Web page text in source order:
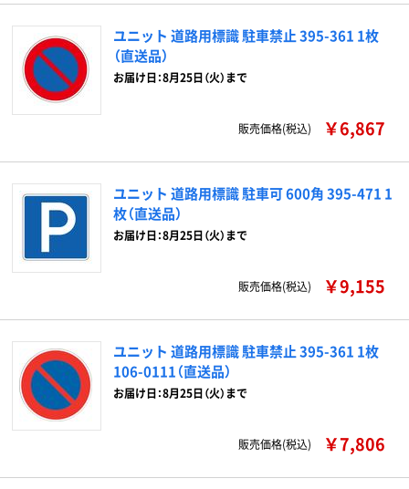
ユニット 道路用標識 駐車禁止 395-361 1枚
（直送品）
お届け日：8月25日（火）まで
販売価格(税込) ￥6,867
ユニット 道路用標識 駐車可 600角 395-471 1
枚（直送品）
お届け日：8月25日（火）まで
販売価格(税込) ￥9,155
ユニット 道路用標識 駐車禁止 395-361 1枚
106-0111（直送品）
お届け日：8月25日（火）まで
販売価格(税込) ￥7,806